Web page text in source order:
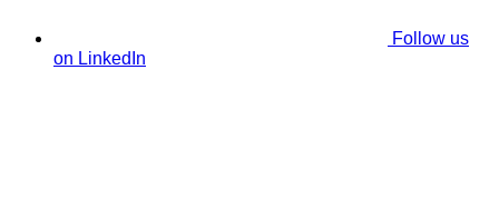
Follow us
on LinkedIn